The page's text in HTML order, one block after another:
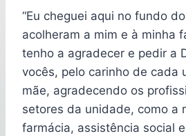
“Eu cheguei aqui no fundo
acolheram a mim e à minha
tenho a agradecer e pedir a
vocês, pelo carinho de cada
mãe, agradecendo os
setores da unidade, como a
farmácia, assistência social